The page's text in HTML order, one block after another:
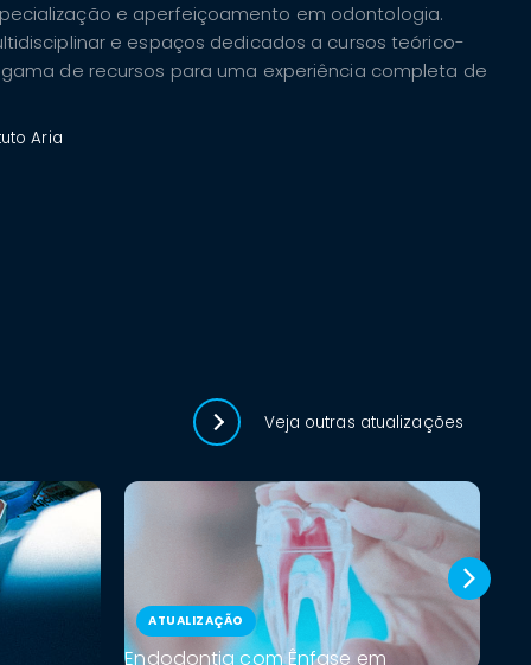
e aperfeiçoamento em odontologia.
e espaços dedicados a cursos teórico-
de recursos para uma experiência completa de
Aria
Veja outras atualizações
ATUALIZAÇÃO
Endodontia com Ênfase em